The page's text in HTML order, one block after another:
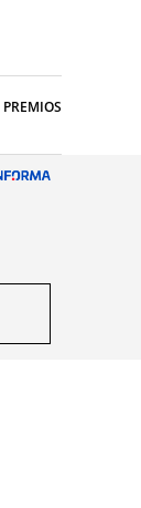
PREMIOS